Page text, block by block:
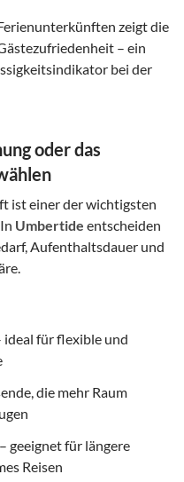
zeigt die
– ein
bei der
oder das
ist einer der wichtigsten
Umbertide entscheiden
Aufenthaltsdauer und
ideal für flexible und
die mehr Raum
geeignet für längere
Reisen